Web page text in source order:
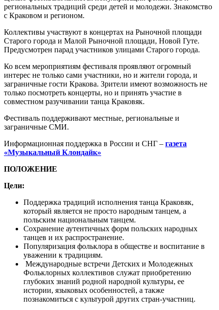
региональных традиций среди детей и молодежи. Знакомство
с Краковом и регионом.
Коллективы участвуют в концертах на Рыночной площади
Старого города и Малой Рыночной площади, Новой Гуте.
Предусмотрен парад участников улицами Старого города.
Ко всем мероприятиям фестиваля проявляют огромный
интерес не только сами участники, но и жители города, и
заграничные гости Кракова. Зрители имеют возможность не
только посмотреть концерты, но и принять участие в
совместном разучивании танца Краковяк.
Фестиваль поддерживают местные, региональные и
заграничные СМИ.
Информационная поддержка в России и СНГ – газета
«Музыкальный Клондайк»
ПОЛОЖЕНИЕ
Цели:
Поддержка традиций исполнения танца Краковяк,
который является не просто народным танцем, а
польским национальным танцем.
Сохранение аутентичных форм польских народных
танцев и их распространение.
Популяризация фольклора в обществе и воспитание в
уважении к традициям.
Международные встречи Детских и Молодежных
Фольклорных коллективов служат приобретению
глубоких знаний родной народной культуры, ее
истории, языковых особенностей, а также
познакомиться с культурой других стран-участниц.